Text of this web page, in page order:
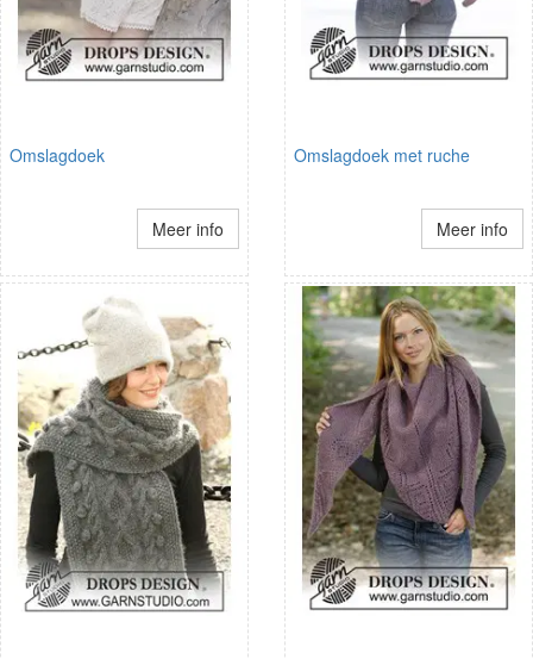
Omslagdoek
Meer info
Omslagdoek met ruche
Meer info